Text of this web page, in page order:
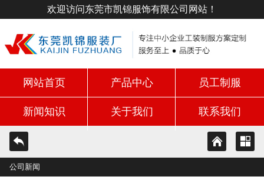
欢迎访问东莞市凯锦服饰有限公司网站！
网站首页 产品中心 员工制服
新闻知识 关于我们 联系我们
公司新闻